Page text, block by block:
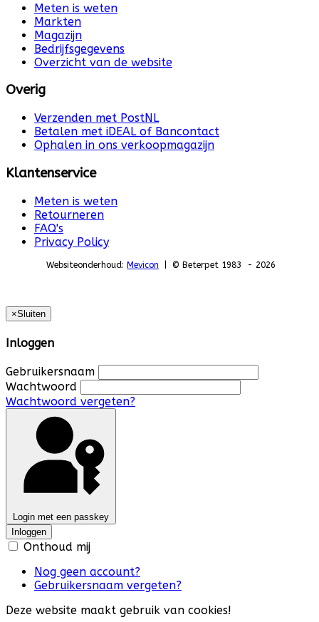
Meten is weten
Markten
Magazijn
Bedrijfsgegevens
Overzicht van de website
Overig
Verzenden met PostNL
Betalen met iDEAL of Bancontact
Ophalen in ons verkoopmagazijn
Klantenservice
Meten is weten
Retourneren
FAQ's
Privacy Policy
Websiteonderhoud: Mevicon | © Beterpet 1983 - 2026
×Sluiten
Inloggen
Gebruikersnaam
Wachtwoord
Wachtwoord vergeten?
Login met een passkey
Inloggen
Onthoud mij
Nog geen account?
Gebruikersnaam vergeten?
Deze website maakt gebruik van cookies!